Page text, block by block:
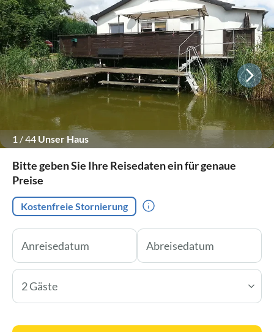
1 /44 Unser Haus
Bitte geben Sie Ihre Reisedaten ein für genaue
Preise
Kostenfreie Stornierung
2 Gäste